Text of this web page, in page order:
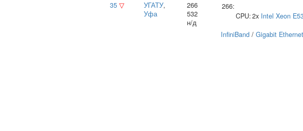
35 ▽ УГАТУ,
Уфа
266
532
н/д
266:
CPU:2x Intel Xeon
InfiniBand / Gigabit Ethernet